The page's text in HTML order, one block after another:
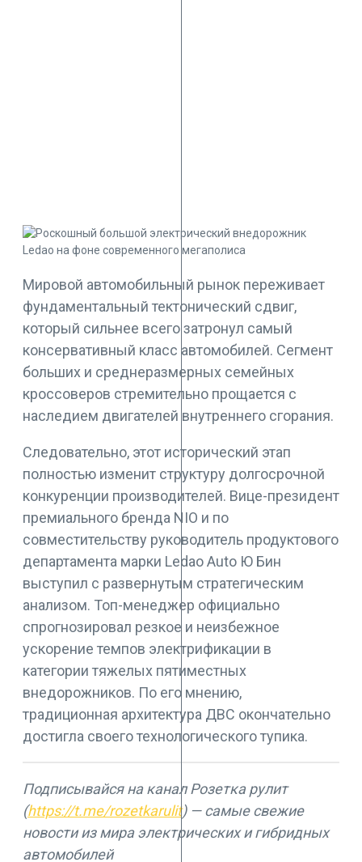
Мировой автомобильный рынок переживает
фундаментальный тектонический сдвиг,
который сильнее всего затронул самый
консервативный класс автомобилей. Сегмент
больших и среднеразмерных семейных
кроссоверов стремительно прощается с
наследием двигателей внутреннего сгорания.
Следовательно, этот исторический этап
полностью изменит структуру долгосрочной
конкуренции производителей. Вице-президент
премиального бренда NIO и по
совместительству руководитель продуктового
департамента марки Ledao Auto Ю Бин
выступил с развернутым стратегическим
анализом. Топ-менеджер официально
спрогнозировал резкое и неизбежное
ускорение темпов электрификации в
категории тяжелых пятиместных
внедорожников. По его мнению,
традиционная архитектура ДВС окончательно
достигла своего технологического тупика.
Подписывайся на канал Розетка рулит
(https://t.me/rozetkarulit) — самые свежие
новости из мира электрических и гибридных
автомобилей